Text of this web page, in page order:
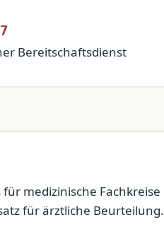
Bereitschaftsdienst
medizinische Fachkreise
für ärztliche Beurteilung.